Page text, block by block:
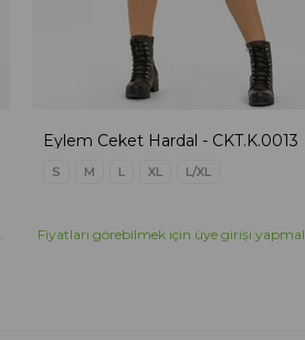
Eylem Ceket Hardal - CKT.K.0013
S M L XL L/XL
Fiyatları görebilmek için üye girişi